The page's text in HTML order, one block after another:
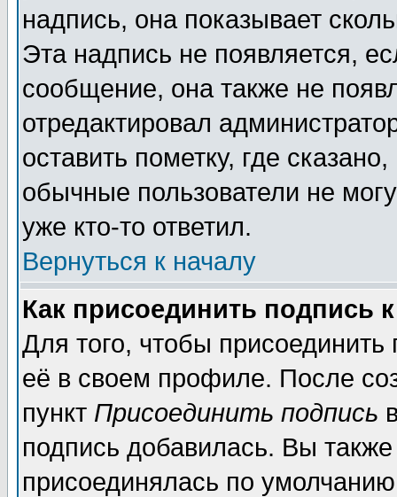
надпись, она показывает
Эта надпись не появляется,
сообщение, она также не
отредактировал
оставить пометку, где
обычные пользователи не
уже кто-то ответил.
Вернуться к началу
Как присоединить подпись
Для того, чтобы
её в своем профиле. После
пункт Присоединить подпись
подпись добавилась. Вы
присоединялась по